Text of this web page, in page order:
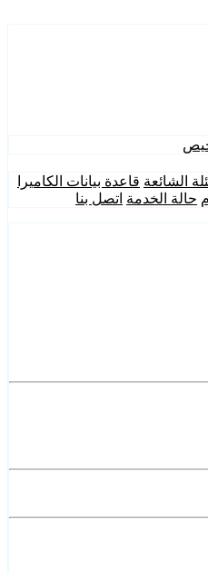
الشائعة قاعدة بيانات الكاميرا
حالة الخدمة اتصل بنا